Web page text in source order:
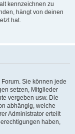
kennzeichnen zu
hängt von deinen
hat.
Sie können jede
setzen, Mitglieder
vergeben usw. Die
abhängig, welche
Administrator erteilt
haben,